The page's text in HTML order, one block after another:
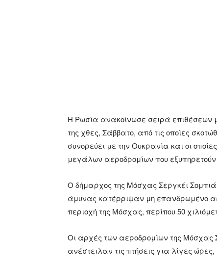
Η Ρωσία ανακοίνωσε σειρά
της χθες, Σάββατο, από τις οποίες
συνορεύει με την Ουκρανία και οι
μεγάλων αεροδρομίων που
Ο δήμαρχος της Μόσχας Σεργκέι
άμυνας κατέρριψαν μη επανδρωμένο
περιοχή της Μόσχας, περίπου 50
Οι αρχές των αεροδρομίων της Μόσχας
ανέστειλαν τις πτήσεις για λίγες